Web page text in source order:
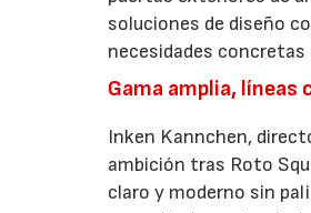
soluciones de diseño
necesidades concretas
Gama amplia, líneas
Inken Kannchen,
ambición tras Roto
claro y moderno sin